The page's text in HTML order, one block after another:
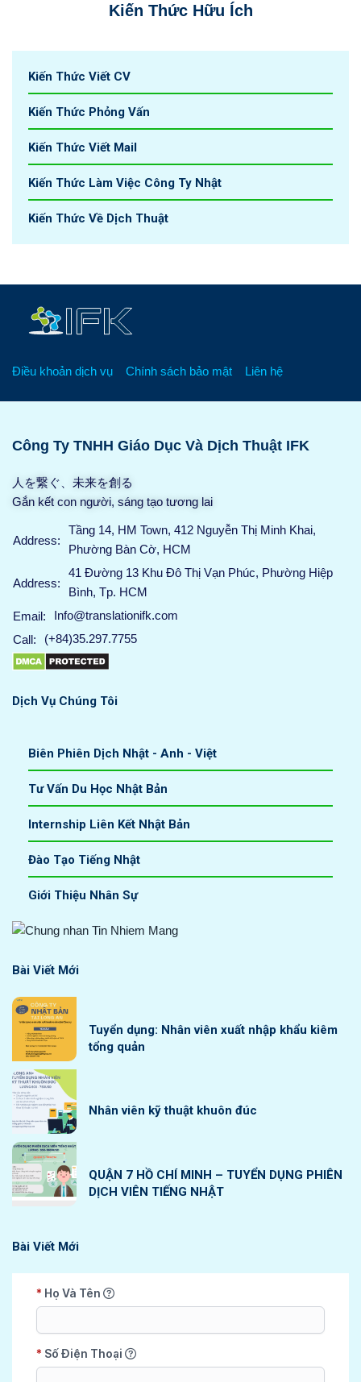
Kiến Thức Hữu Ích
Kiến Thức Viết CV
Kiến Thức Phỏng Vấn
Kiến Thức Viết Mail
Kiến Thức Làm Việc Công Ty Nhật
Kiến Thức Về Dịch Thuật
Điều khoản dịch vụ Chính sách bảo mật Liên hệ
Công Ty TNHH Giáo Dục Và Dịch Thuật IFK
人を繋ぐ、未来を創る
Gắn kết con người, sáng tạo tương lai
Address:
Tầng 14, HM Town, 412 Nguyễn Thị Minh Khai,
Phường Bàn Cờ, HCM
Address:
41 Đường 13 Khu Đô Thị Vạn Phúc, Phường Hiệp
Bình, Tp. HCM
Email:
Info@translationifk.com
Call:
(+84)35.297.7755
Dịch Vụ Chúng Tôi
Biên Phiên Dịch Nhật - Anh - Việt
Tư Vấn Du Học Nhật Bản
Internship Liên Kết Nhật Bản
Đào Tạo Tiếng Nhật
Giới Thiệu Nhân Sự
Bài Viết Mới
Tuyển dụng: Nhân viên xuất nhập khẩu kiêm
tổng quản
Nhân viên kỹ thuật khuôn đúc
QUẬN 7 HỒ CHÍ MINH – TUYỂN DỤNG PHIÊN
DỊCH VIÊN TIẾNG NHẬT
Bài Viết Mới